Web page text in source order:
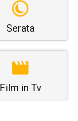
Serata
Film in Tv